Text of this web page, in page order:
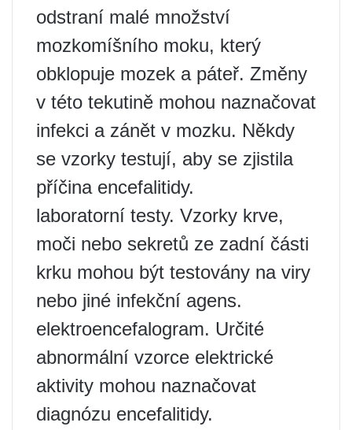
odstraní malé množství
mozkomíšního moku, který
obklopuje mozek a páteř. Změny
v této tekutině mohou naznačovat
infekci a zánět v mozku. Někdy
se vzorky testují, aby se zjistila
příčina encefalitidy.
laboratorní testy. Vzorky krve,
moči nebo sekretů ze zadní části
krku mohou být testovány na viry
nebo jiné infekční agens.
elektroencefalogram. Určité
abnormální vzorce elektrické
aktivity mohou naznačovat
diagnózu encefalitidy.